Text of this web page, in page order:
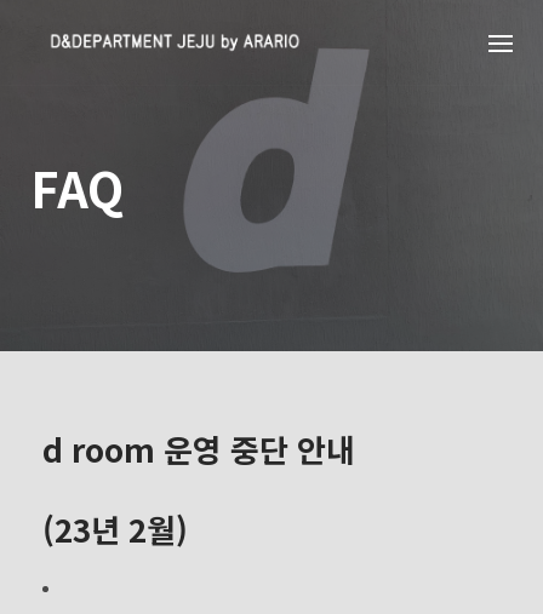
FAQ
d room 운영 중단 안내
(23년 2월)